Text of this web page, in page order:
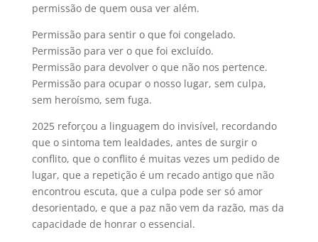
permissão de quem ousa ver além.
Permissão para sentir o que foi congelado.
Permissão para ver o que foi excluído.
Permissão para devolver o que não nos pertence.
Permissão para ocupar o nosso lugar, sem culpa,
sem heroísmo, sem fuga.
2025 reforçou a linguagem do invisível, recordando
que o sintoma tem lealdades, antes de surgir o
conflito, que o conflito é muitas vezes um pedido de
lugar, que a repetição é um recado antigo que não
encontrou escuta, que a culpa pode ser só amor
desorientado, e que a paz não vem da razão, mas da
capacidade de honrar o essencial.